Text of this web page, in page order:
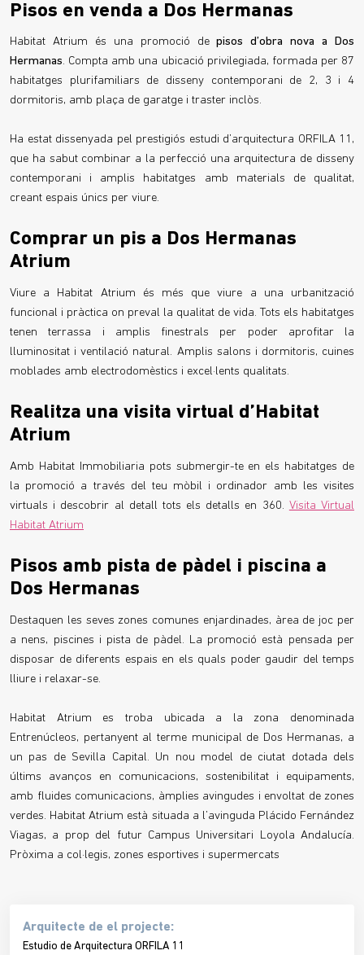
Pisos en venda a Dos Hermanas
Habitat Atrium és una promoció depisos d’obra nova a Dos
Hermanas. Compta amb una ubicació privilegiada, formada per 87
habitatges plurifamiliars de disseny contemporani de 2, 3 i 4
dormitoris, amb plaça de garatge i traster inclòs.
Ha estat dissenyada pel prestigiós estudi d’arquitectura ORFILA 11,
que ha sabut combinar a la perfecció una arquitectura de disseny
contemporani i amplis habitatges amb materials de qualitat,
creant espais únics per viure.
Comprar un pis a Dos Hermanas
Atrium
Viure a Habitat Atrium és més que viure a una urbanització
funcional i pràctica on preval la qualitat de vida. Tots els habitatges
tenen terrassa i amplis finestrals per poder aprofitar la
lluminositat i ventilació natural. Amplis salons i dormitoris, cuines
moblades amb electrodomèstics i excel·lents qualitats.
Realitza una visita virtual d’Habitat
Atrium
Amb Habitat Immobiliaria pots submergir-te en els habitatges de
la promoció a través del teu mòbil i ordinador amb les visites
virtuals i descobrir al detall tots els detalls en 360. Visita Virtual
Habitat Atrium
Pisos amb pista de pàdel i piscina a
Dos Hermanas
Destaquen les seves zones comunes enjardinades, àrea de joc per
a nens, piscines i pista de pàdel. La promoció està pensada per
disposar de diferents espais en els quals poder gaudir del temps
lliure i relaxar-se.
Habitat Atrium es troba ubicada a la zona denominada
Entrenúcleos, pertanyent al terme municipal de Dos Hermanas, a
un pas de Sevilla Capital. Un nou model de ciutat dotada dels
últims avanços en comunicacions, sostenibilitat i equipaments,
amb fluides comunicacions, àmplies avingudes i envoltat de zones
verdes. Habitat Atrium està situada a l’avinguda Plácido Fernández
Viagas, a prop del futur Campus Universitari Loyola Andalucía.
Pròxima a col·legis, zones esportives i supermercats
Arquitecte de el projecte:
Estudio de Arquitectura ORFILA 11